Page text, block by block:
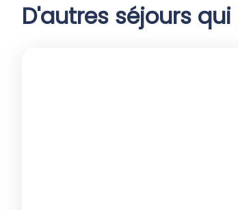
D'autres séjours